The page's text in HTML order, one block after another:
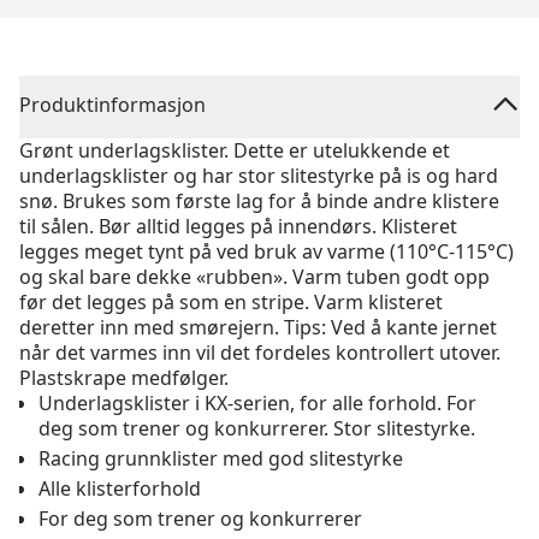
Produktinformasjon
Grønt underlagsklister. Dette er utelukkende et
underlagsklister og har stor slitestyrke på is og hard
snø. Brukes som første lag for å binde andre klistere
til sålen. Bør alltid legges på innendørs. Klisteret
legges meget tynt på ved bruk av varme (110°C-115°C)
og skal bare dekke «rubben». Varm tuben godt opp
før det legges på som en stripe. Varm klisteret
deretter inn med smørejern. Tips: Ved å kante jernet
når det varmes inn vil det fordeles kontrollert utover.
Plastskrape medfølger.
Underlagsklister i KX-serien, for alle forhold. For
deg som trener og konkurrerer. Stor slitestyrke.
Racing grunnklister med god slitestyrke
Alle klisterforhold
For deg som trener og konkurrerer